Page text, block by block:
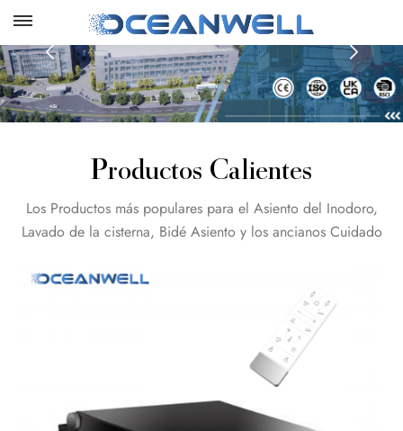
Productos Calientes
Los Productos más populares para el Asiento del Inodoro,
Lavado de la cisterna, Bidé Asiento y los ancianos Cuidado
los siguientes Elementos :